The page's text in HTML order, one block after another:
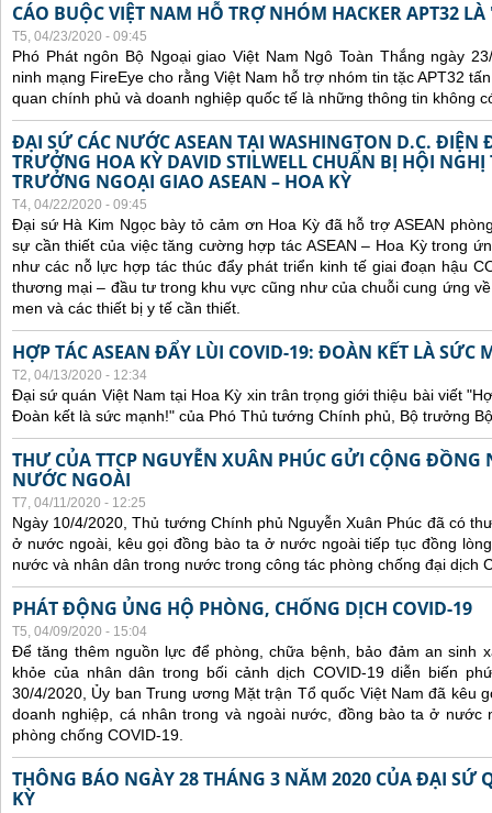
CÁO BUỘC VIỆT NAM HỖ TRỢ NHÓM HACKER APT32
T5, 04/23/2020 - 09:45
Phó Phát ngôn Bộ Ngoại giao Việt Nam Ngô Toàn Thắng ngày
ninh mạng FireEye cho rằng Việt Nam hỗ trợ nhóm tin tặc APT32
quan chính phủ và doanh nghiệp quốc tế là những thông tin không
ĐẠI SỨ CÁC NƯỚC ASEAN TẠI WASHINGTON D.C. ĐIỆN
TRƯỞNG HOA KỲ DAVID STILWELL CHUẨN BỊ HỘI NGHỊ
TRƯỞNG NGOẠI GIAO ASEAN – HOA KỲ
T4, 04/22/2020 - 09:45
Đại sứ Hà Kim Ngọc bày tỏ cảm ơn Hoa Kỳ đã hỗ trợ ASEAN
sự cần thiết của việc tăng cường hợp tác ASEAN – Hoa Kỳ trong
như các nỗ lực hợp tác thúc đẩy phát triển kinh tế giai đoạn hậu
thương mại – đầu tư trong khu vực cũng như của chuỗi cung ứng
men và các thiết bị y tế cần thiết.
HỢP TÁC ASEAN ĐẨY LÙI COVID-19: ĐOÀN KẾT LÀ SỨC
T2, 04/13/2020 - 12:34
Đại sứ quán Việt Nam tại Hoa Kỳ xin trân trọng giới thiệu bài viết
Đoàn kết là sức mạnh!" của Phó Thủ tướng Chính phủ, Bộ trưởng
THƯ CỦA TTCP NGUYỄN XUÂN PHÚC GỬI CỘNG ĐỒNG
NƯỚC NGOÀI
T7, 04/11/2020 - 12:25
Ngày 10/4/2020, Thủ tướng Chính phủ Nguyễn Xuân Phúc đã có
ở nước ngoài, kêu gọi đồng bào ta ở nước ngoài tiếp tục đồng
nước và nhân dân trong nước trong công tác phòng chống đại dịch
PHÁT ĐỘNG ỦNG HỘ PHÒNG, CHỐNG DỊCH COVID-19
T5, 04/09/2020 - 15:04
Để tăng thêm nguồn lực để phòng, chữa bệnh, bảo đảm an sinh
khỏe của nhân dân trong bối cảnh dịch COVID-19 diễn biến
30/4/2020, Ủy ban Trung ương Mặt trận Tổ quốc Việt Nam đã kêu
doanh nghiệp, cá nhân trong và ngoài nước, đồng bào ta ở nước
phòng chống COVID-19.
THÔNG BÁO NGÀY 28 THÁNG 3 NĂM 2020 CỦA ĐẠI SỨ
KỲ